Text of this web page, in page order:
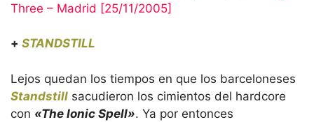
Three – Madrid [25/11/2005]
+ STANDSTILL
Lejos quedan los tiempos en que los barceloneses
Standstill sacudieron los cimientos del hardcore
con «The Ionic Spell». Ya por entonces